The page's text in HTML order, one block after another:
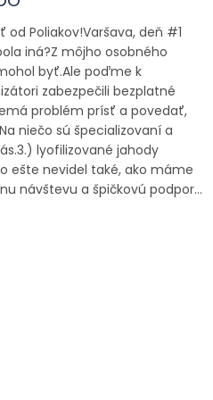
Poliakov!Varšava, deň #1
iná?Z môjho osobného
byť.Ale poďme k
zabezpečili bezplatné
problém prísť a povedať,
niečo sú špecializovaní a
lyofilizované jahody
ešte nevidel také, ako máme
návštevu a špičkovú podpor...